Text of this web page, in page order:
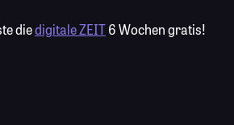
diedigitale ZEIT6 Wochen gratis!